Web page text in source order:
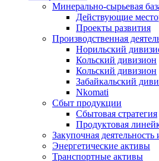
Минерально-сырьевая
Действующие
Проекты развития
Производственная
Норильский
Кольский дивизион
Кольский дивизион
Забайкальский
Nkomati
Сбыт продукции
Сбытовая стратегия
Продуктовая
Закупочная
Энергетические активы
Транспортные активы